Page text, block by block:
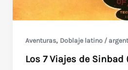
Aventuras, Doblaje latino /
Los 7 Viajes de Sinbad